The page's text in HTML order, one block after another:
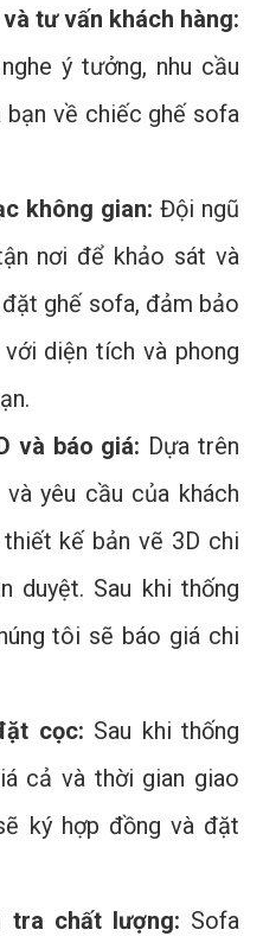
tư vấn khách hàng:
ý tưởng, nhu cầu
bạn về chiếc ghế sofa
không gian: Đội ngũ
nơi để khảo sát và
ghế sofa, đảm bảo
diện tích và phong
và báo giá: Dựa trên
yêu cầu của khách
kế bản vẽ 3D chi
duyệt. Sau khi thống
tôi sẽ báo giá chi
cọc: Sau khi thống
cả và thời gian giao
ký hợp đồng và đặt
tra chất lượng: Sofa